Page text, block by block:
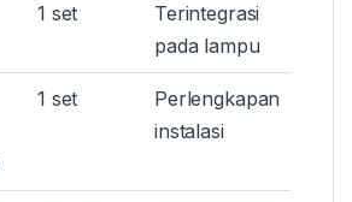
1 set
Terintegrasi
pada lampu
1 set
Perlengkapan
instalasi